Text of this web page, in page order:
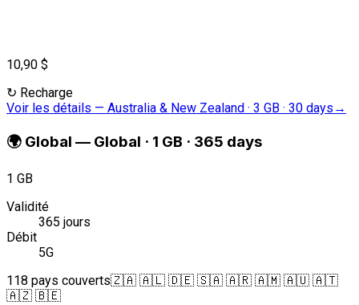
10,90 $
↻ Recharge
Voir les détails — Australia & New Zealand · 3 GB · 30 days →
🌍 Global — Global · 1 GB · 365 days
1 GB
Validité
365 jours
Débit
5G
118 pays couverts🇿🇦 🇦🇱 🇩🇪 🇸🇦 🇦🇷 🇦🇲 🇦🇺 🇦🇹
🇦🇿 🇧🇪